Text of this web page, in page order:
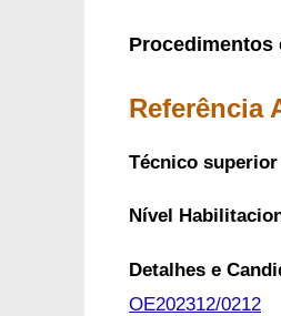
Procedimentos
Referência
Técnico
Nível
Detalhes e
OE202312/0212